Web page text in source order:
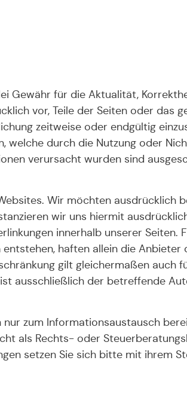
Gewähr für die Aktualität,
vor, Teile der Seiten oder das
zeitweise oder endgültig
welche durch die Nutzung oder
verursacht wurden sind
Wir möchten ausdrücklich
wir uns hiermit
innerhalb unserer Seiten.
haften allein die Anbieter
gilt gleichermaßen auch
ausschließlich der betreffende
zum Informationsaustausch
als Rechts- oder
setzen Sie sich bitte mit ihrem